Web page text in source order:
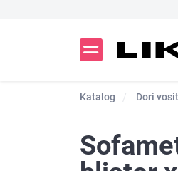
Katalog Dori